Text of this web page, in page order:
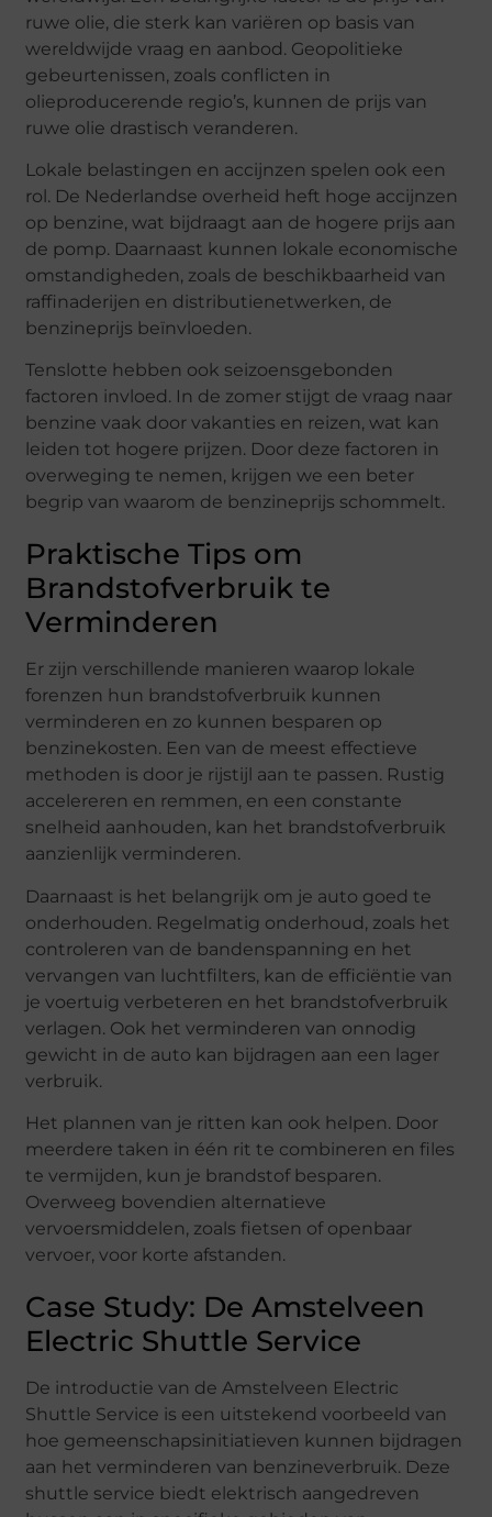
ruwe olie, die sterk kan variëren op basis van
wereldwijde vraag en aanbod. Geopolitieke
gebeurtenissen, zoals conflicten in
olieproducerende regio’s, kunnen de prijs van
ruwe olie drastisch veranderen.
Lokale belastingen en accijnzen spelen ook een
rol. De Nederlandse overheid heft hoge accijnzen
op benzine, wat bijdraagt aan de hogere prijs aan
de pomp. Daarnaast kunnen lokale economische
omstandigheden, zoals de beschikbaarheid van
raffinaderijen en distributienetwerken, de
benzineprijs beïnvloeden.
Tenslotte hebben ook seizoensgebonden
factoren invloed. In de zomer stijgt de vraag naar
benzine vaak door vakanties en reizen, wat kan
leiden tot hogere prijzen. Door deze factoren in
overweging te nemen, krijgen we een beter
begrip van waarom de benzineprijs schommelt.
Praktische Tips om
Brandstofverbruik te
Verminderen
Er zijn verschillende manieren waarop lokale
forenzen hun brandstofverbruik kunnen
verminderen en zo kunnen besparen op
benzinekosten. Een van de meest effectieve
methoden is door je rijstijl aan te passen. Rustig
accelereren en remmen, en een constante
snelheid aanhouden, kan het brandstofverbruik
aanzienlijk verminderen.
Daarnaast is het belangrijk om je auto goed te
onderhouden. Regelmatig onderhoud, zoals het
controleren van de bandenspanning en het
vervangen van luchtfilters, kan de efficiëntie van
je voertuig verbeteren en het brandstofverbruik
verlagen. Ook het verminderen van onnodig
gewicht in de auto kan bijdragen aan een lager
verbruik.
Het plannen van je ritten kan ook helpen. Door
meerdere taken in één rit te combineren en files
te vermijden, kun je brandstof besparen.
Overweeg bovendien alternatieve
vervoersmiddelen, zoals fietsen of openbaar
vervoer, voor korte afstanden.
Case Study: De Amstelveen
Electric Shuttle Service
De introductie van de Amstelveen Electric
Shuttle Service is een uitstekend voorbeeld van
hoe gemeenschapsinitiatieven kunnen bijdragen
aan het verminderen van benzineverbruik. Deze
shuttle service biedt elektrisch aangedreven